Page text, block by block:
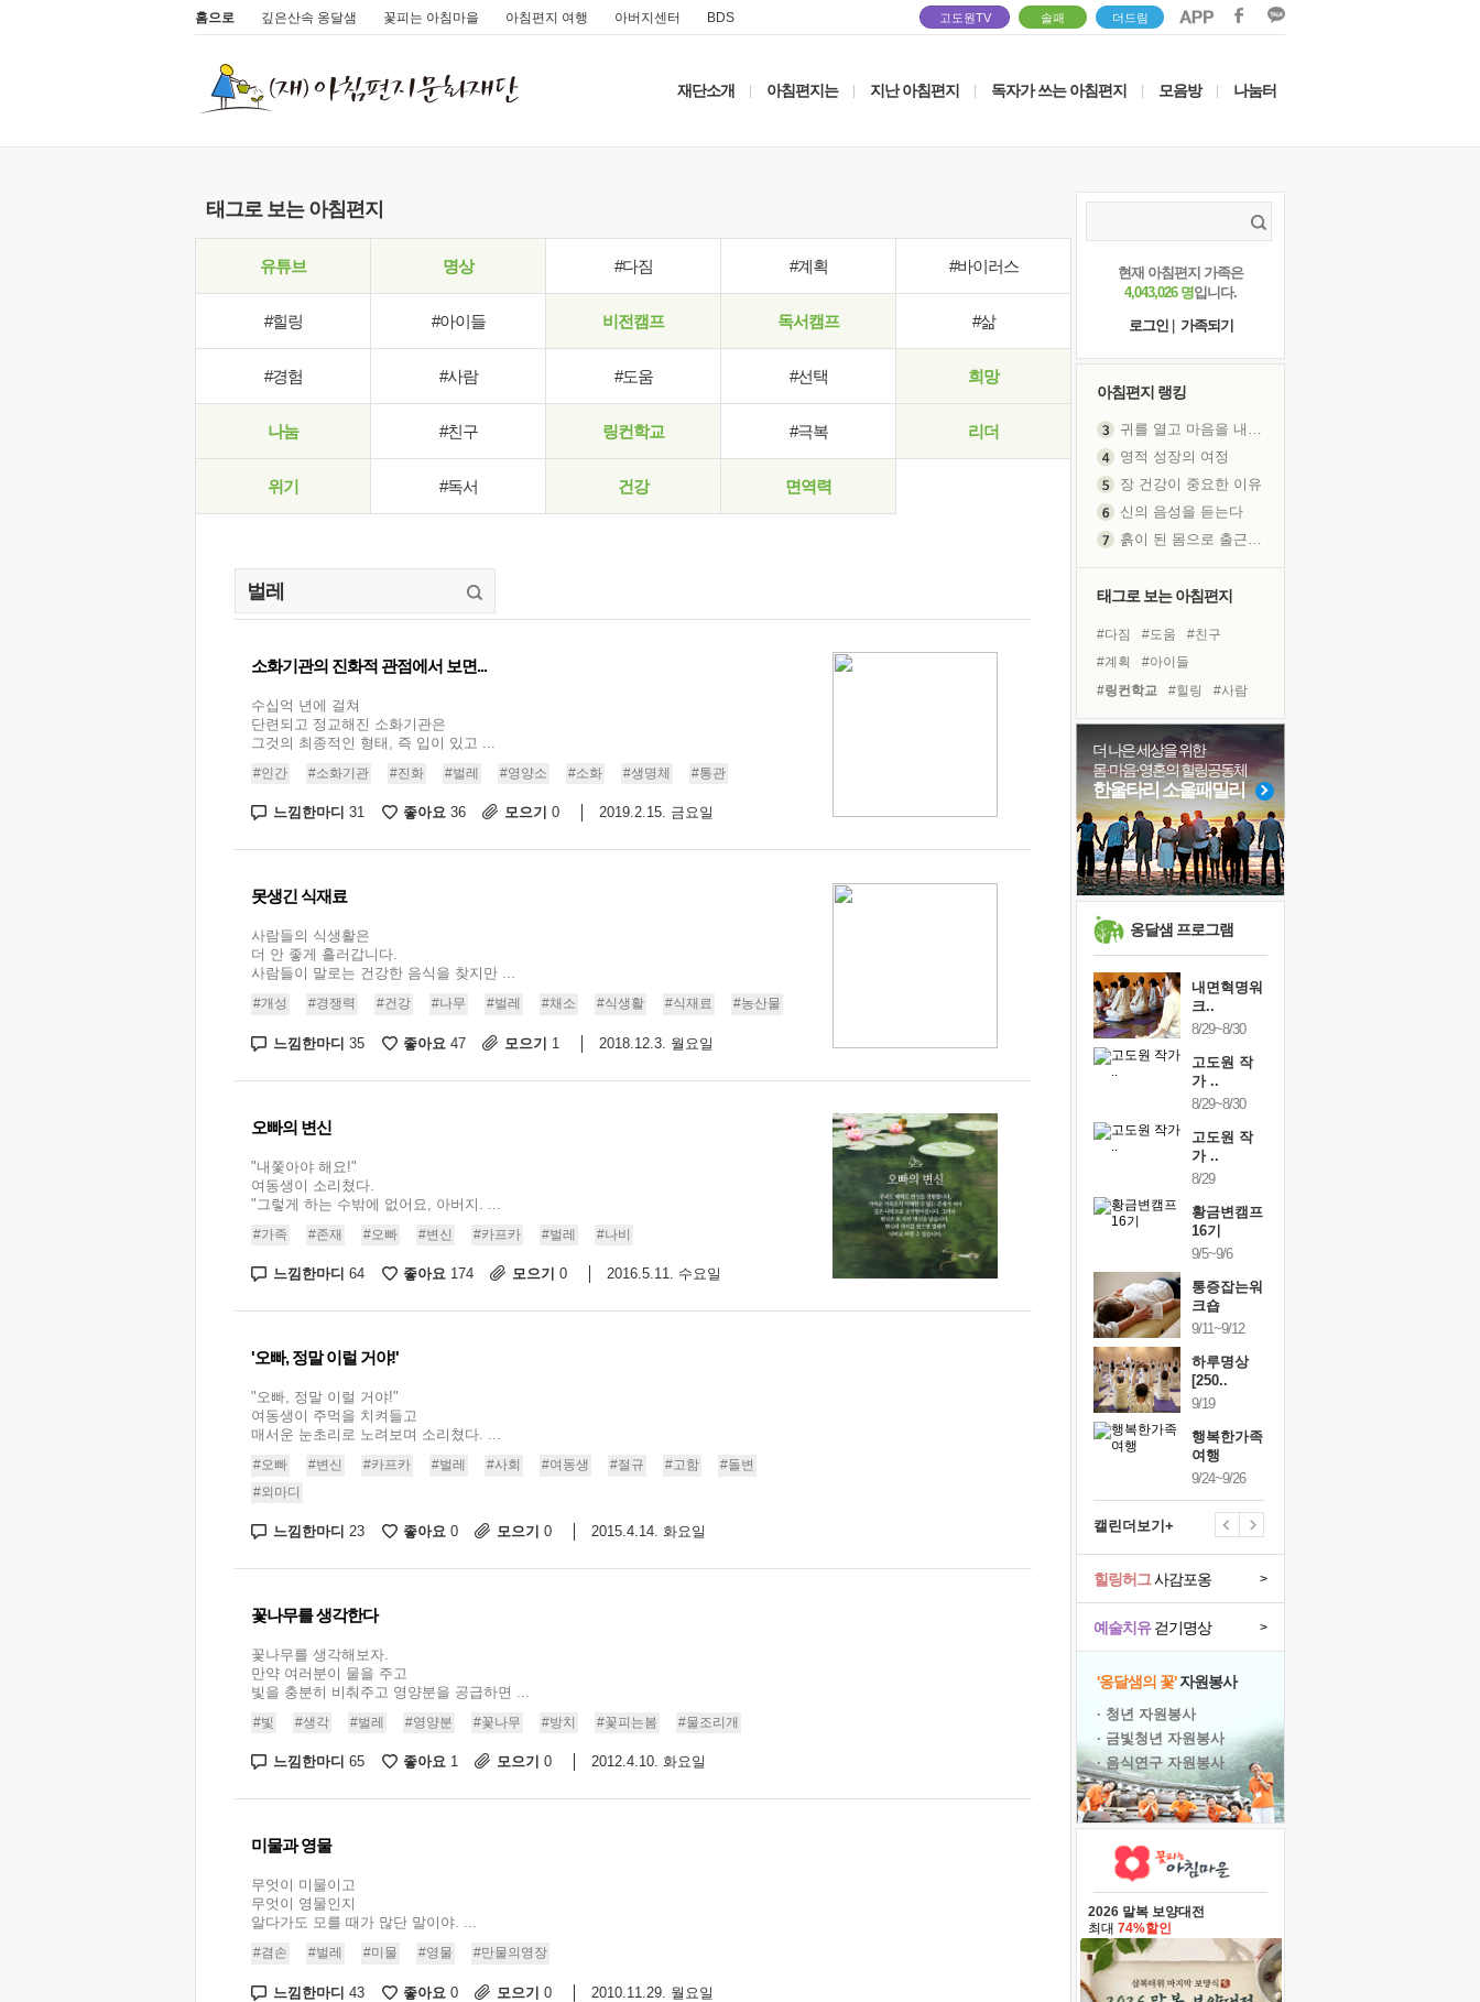
홈으로 깊은산속 옹달샘 꽃피는 아침마을 아침편지 여행 아버지센터 BDS 고도원TV 솔패 더드림
재단소개 아침편지는 지난 아침편지 독자가 쓰는 아침편지 모음방 나눔터
태그로 보는 아침편지
유튜브 명상 #다짐 #계획 #바이러스
#힐링 #아이들 비전캠프 독서캠프 #삶
#경험 #사람 #도움 #선택 희망
나눔 #친구 링컨학교 #극복 리더
위기 #독서 건강 면역력
소화기관의 진화적 관점에서 보면...
수십억 년에 걸쳐
단련되고 정교해진 소화기관은
그것의 최종적인 형태, 즉 입이 있고 ...
#인간 #소화기관 #진화 #벌레 #영양소 #소화 #생명체 #통관
느낌한마디 31 좋아요 36 모으기 0 2019.2.15. 금요일
못생긴 식재료
사람들의 식생활은
더 안 좋게 흘러갑니다.
사람들이 말로는 건강한 음식을 찾지만 ...
#개성 #경쟁력 #건강 #나무 #벌레 #채소 #식생활 #식재료 #농산물
느낌한마디 35 좋아요 47 모으기 1 2018.12.3. 월요일
오빠의 변신
"내쫓아야 해요!"
여동생이 소리쳤다.
"그렇게 하는 수밖에 없어요, 아버지. ...
#가족 #존재 #오빠 #변신 #카프카 #벌레 #나비
느낌한마디 64 좋아요 174 모으기 0 2016.5.11. 수요일
'오빠, 정말 이럴 거야!'
"오빠, 정말 이럴 거야!"
여동생이 주먹을 치켜들고
매서운 눈초리로 노려보며 소리쳤다. ...
#오빠 #변신 #카프카 #벌레 #사회 #여동생 #절규 #고함
#돌변
#외마디
느낌한마디 23 좋아요 0 모으기 0 2015.4.14. 화요일
꽃나무를 생각한다
꽃나무를 생각해보자.
만약 여러분이 물을 주고
빛을 충분히 비춰주고 영양분을 공급하면 ...
#빛 #생각 #벌레 #영양분 #꽃나무 #방치 #꽃피는봄 #물조리개
느낌한마디 65 좋아요 1 모으기 0 2012.4.10. 화요일
미물과 영물
무엇이 미물이고
무엇이 영물인지
알다가도 모를 때가 많단 말이야. ...
#겸손 #벌레 #미물 #영물 #만물의영장
느낌한마디 43 좋아요 0 모으기 0 2010.11.29. 월요일
현재 아침편지 가족은
4,043,026 명입니다.
로그인
가족되기
아침편지 랭킹
귀를 열고 마음을 내어주고
영적 성장의 여정
장 건강이 중요한 이유
신의 음성을 듣는다
흙이 된 몸으로 출근하는 여자
졸업식 사진을 보며
극심한 변비, 어깨결림, 수면 장애
아픈 아버지를 위한 공간 설계
슬럼프
보고 싶은 어머니
유년 시절의 부산 영도 바다
못된 꼰대들
희망이란
'모른다'는 것
태그로 보는 아침편지
#다짐 #도움
#친구
#계획
#아이들
#링컨학교
#힐링
#사람
#독서캠프
#극복
#바이러스
#면역력
#독서
#리더
#경험
#나눔
#비전캠프
#건강
#위기
#유튜브 #명상
더 나은 세상을 위한
몸·마음·영혼의 힐링공동체
한울타리 소울패밀리
옹달샘 프로그램
크..
황금변캠프
17기
10/30~10/31
크숍
11/7~11/8
내면혁명워
크..
8/29~8/30
고도원 작
가 ..
8/29~8/30
고도원 작
가 ..
8/29
황금변캠프
16기
9/5~9/6
통증잡는워
크숍
9/11~9/12
하루명상
[250..
9/19
행복한가족
여행
9/24~9/26
캘린더보기+
예술치유걷기명상 >
힐링허그사감포옹 >
'옹달샘의 꽃'자원봉사
· 청년 자원봉사
· 금빛청년 자원봉사
· 음식연구 자원봉사
2026 말복 보양대전
최대 74%할인